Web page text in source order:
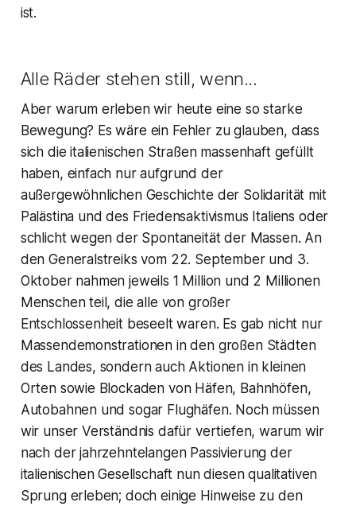
ist.
Alle Räder stehen still, wenn...
Aber warum erleben wir heute eine so starke
Bewegung? Es wäre ein Fehler zu glauben, dass
sich die italienischen Straßen massenhaft gefüllt
haben, einfach nur aufgrund der
außergewöhnlichen Geschichte der Solidarität mit
Palästina und des Friedensaktivismus Italiens oder
schlicht wegen der Spontaneität der Massen. An
den Generalstreiks vom 22. September und 3.
Oktober nahmen jeweils 1 Million und 2 Millionen
Menschen teil, die alle von großer
Entschlossenheit beseelt waren. Es gab nicht nur
Massendemonstrationen in den großen Städten
des Landes, sondern auch Aktionen in kleinen
Orten sowie Blockaden von Häfen, Bahnhöfen,
Autobahnen und sogar Flughäfen. Noch müssen
wir unser Verständnis dafür vertiefen, warum wir
nach der jahrzehntelangen Passivierung der
italienischen Gesellschaft nun diesen qualitativen
Sprung erleben; doch einige Hinweise zu den